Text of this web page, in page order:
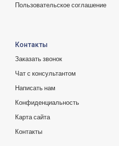
Пользовательское соглашение
Контакты
Заказать звонок
Чат с консультантом
Написать нам
Конфиденциальность
Карта сайта
Контакты